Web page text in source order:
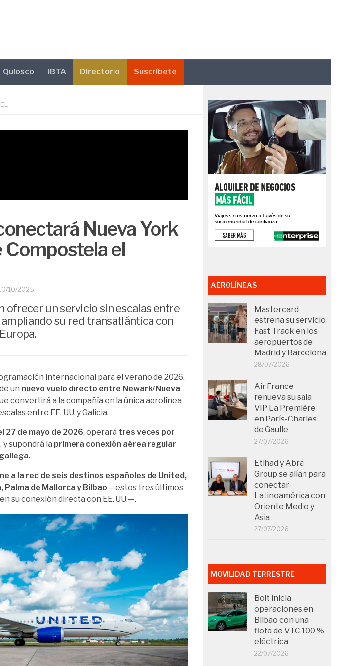
Quiosco IBTA Directorio Suscríbete
Nueva York
Compostela el
10/2025
ofrecer un servicio sin escalas entre
su red transatlántica con
internacional para el verano de 2026,
un nuevo vuelo directo entre Newark/Nueva
convertirá a la compañía en la única aerolínea
entre EE. UU. y Galicia.
27 de mayo de 2026, operará tres veces por
, y supondrá la primera conexión aérea regular
a la red de seis destinos españoles de United,
Palma de Mallorca y Bilbao —estos tres últimos
su conexión directa con EE. UU.—.
AEROLÍNEAS
Mastercard
estrena su servicio
Fast Track en los
aeropuertos de
Madrid y Barcelona
28/07/2026
Air France
renueva su sala
VIP La Première
en París-Charles
de Gaulle
27/07/2026
Etihad y Abra
Group se alían para
conectar
Latinoamérica con
Oriente Medio y
Asia
27/07/2026
MOVILIDAD TERRESTRE
Bolt inicia
operaciones en
Bilbao con una
flota de VTC 100 %
eléctrica
22/07/2026